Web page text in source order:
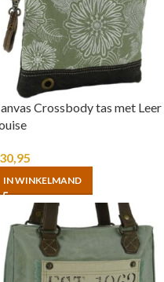
Crossbody tas met Leer
30,95
IN WINKELMAND